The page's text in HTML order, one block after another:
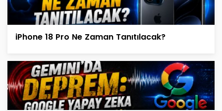
iPhone 18 Pro Ne Zaman Tanıtılacak?